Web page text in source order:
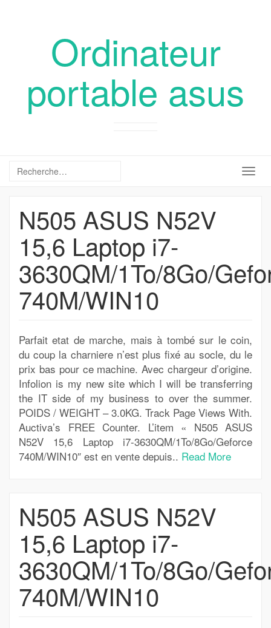
Ordinateur
portable asus
N505 ASUS N52V
15,6 Laptop i7-
3630QM/1To/8Go/
740M/WIN10
Parfait etat de marche, mais à tombé sur le coin,
du coup la charniere n’est plus fixé au socle, du le
prix bas pour ce machine. Avec chargeur d’origine.
Infolion is my new site which I will be transferring
the IT side of my business to over the summer.
POIDS / WEIGHT – 3.0KG. Track Page Views With.
Auctiva’s FREE Counter. L’item « N505 ASUS
N52V 15,6 Laptop i7-3630QM/1To/8Go/Geforce
740M/WIN10″ est en vente depuis.. Read More
N505 ASUS N52V
15,6 Laptop i7-
3630QM/1To/8Go/
740M/WIN10